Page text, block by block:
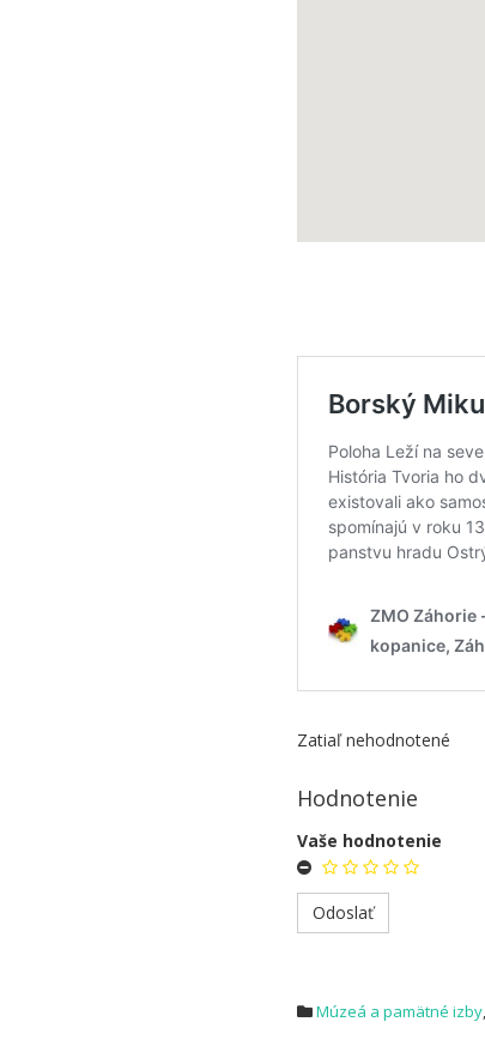
Zatiaľ nehodnotené
Hodnotenie
Vaše hodnotenie
Múzeá a pamätné izby